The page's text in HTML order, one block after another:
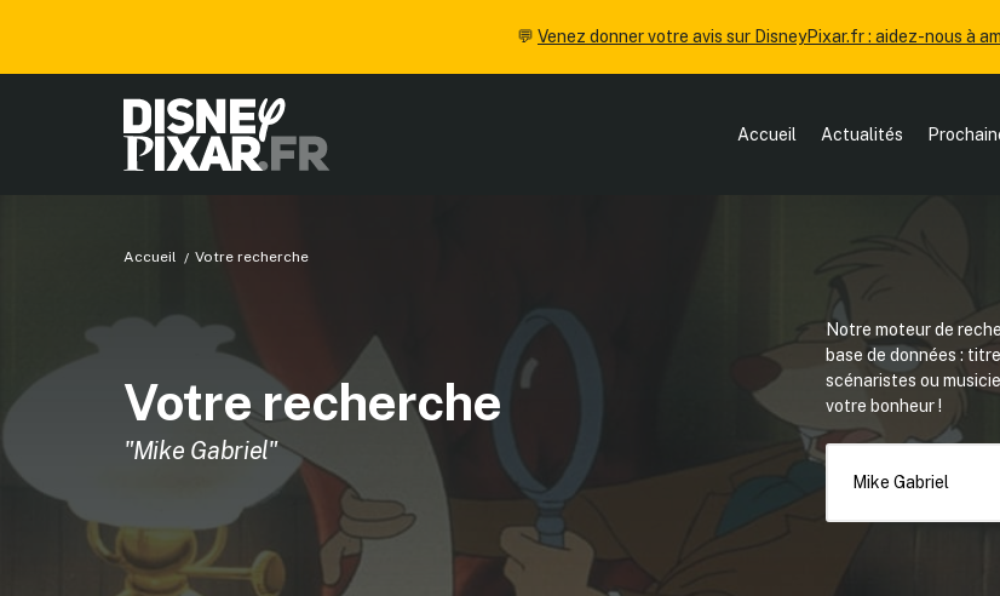
💬 Venez donner votre avis sur DisneyPixar.fr : aidez-nous à
Accueil Actualités
Accueil Votre recherche
Votre recherche
"Mike Gabriel"
Notre moteur de
base de données :
scénaristes ou
votre bonheur !